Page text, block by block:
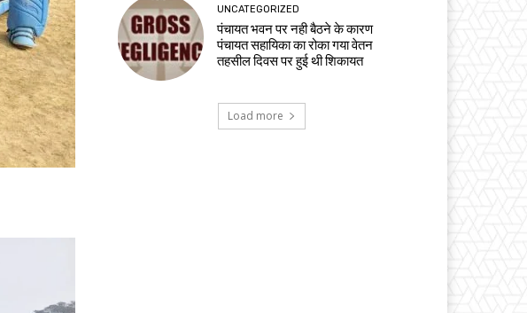
UNCATEGORIZED
पंचायत भवन पर नही बैठने के कारण
पंचायत सहायिका का रोका गया वेतन
तहसील दिवस पर हुई थी शिकायत
Load more